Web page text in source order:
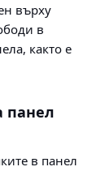
върху
в
както е
панел
в панел